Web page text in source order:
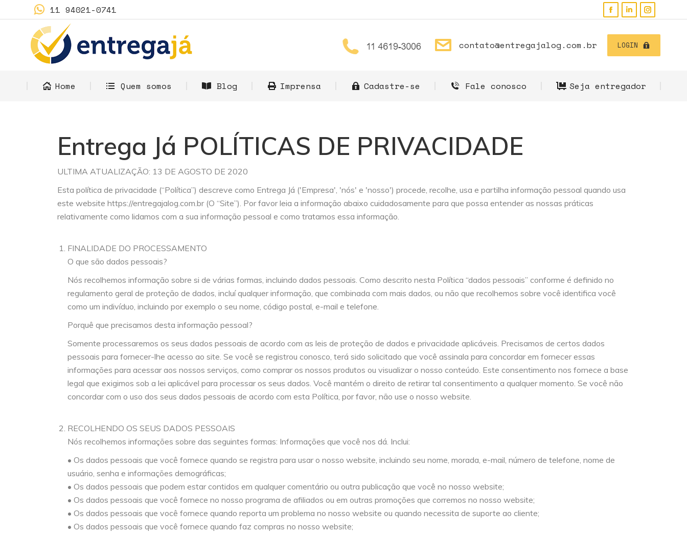
11 94021-0741
contato@entregajalog.com.br LOGIN
Home Quem somos Blog Imprensa Cadastre-se Fale conosco Seja entregador
Entrega Já POLÍTICAS DE PRIVACIDADE
ULTIMA ATUALIZAÇÃO: 13 DE AGOSTO DE 2020
Esta política de privacidade (“Política”) descreve como Entrega Já ('Empresa', 'nós' e 'nosso') procede, recolhe, usa e partilha informação pessoal quando usa
este website https://entregajalog.com.br (O “Site”). Por favor leia a informação abaixo cuidadosamente para que possa entender as nossas práticas
relativamente como lidamos com a sua informação pessoal e como tratamos essa informação.
FINALIDADE DO PROCESSAMENTO
O que são dados pessoais?
Nós recolhemos informação sobre si de várias formas, incluindo dados pessoais. Como descrito nesta Política “dados pessoais” conforme é definido no
regulamento geral de proteção de dados, incluí qualquer informação, que combinada com mais dados, ou não que recolhemos sobre você identifica você
como um indivíduo, incluindo por exemplo o seu nome, código postal, e-mail e telefone.
Porquê que precisamos desta informação pessoal?
Somente processaremos os seus dados pessoais de acordo com as leis de proteção de dados e privacidade aplicáveis. Precisamos de certos dados
pessoais para fornecer-lhe acesso ao site. Se você se registrou conosco, terá sido solicitado que você assinala para concordar em fornecer essas
informações para acessar aos nossos serviços, como comprar os nossos produtos ou visualizar o nosso conteúdo. Este consentimento nos fornece a base
legal que exigimos sob a lei aplicável para processar os seus dados. Você mantém o direito de retirar tal consentimento a qualquer momento. Se você não
concordar com o uso dos seus dados pessoais de acordo com esta Política, por favor, não use o nosso website.
RECOLHENDO OS SEUS DADOS PESSOAIS
Nós recolhemos informações sobre das seguintes formas: Informações que você nos dá. Inclui:
• Os dados pessoais que você fornece quando se registra para usar o nosso website, incluindo seu nome, morada, e-mail, número de telefone, nome de
usuário, senha e informações demográficas;
• Os dados pessoais que podem estar contidos em qualquer comentário ou outra publicação que você no nosso website;
• Os dados pessoais que você fornece no nosso programa de afiliados ou em outras promoções que corremos no nosso website;
• Os dados pessoais que você fornece quando reporta um problema no nosso website ou quando necessita de suporte ao cliente;
• Os dados pessoais que você fornece quando faz compras no nosso website;
Home Quem somos Blog Imprensa Cadastre-se Fale conosco Seja entregador